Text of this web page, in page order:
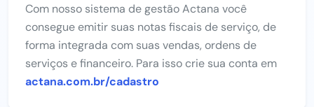
Com nosso sistema de gestão Actana você
consegue emitir suas notas fiscais de serviço, de
forma integrada com suas vendas, ordens de
serviços e financeiro. Para isso crie sua conta em
actana.com.br/cadastro